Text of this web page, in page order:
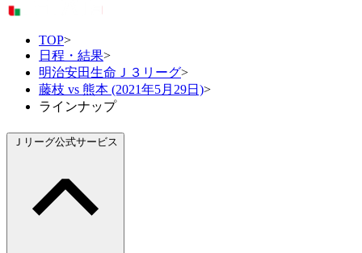
TOP>
日程・結果>
明治安田生命Ｊ３リーグ>
藤枝 vs 熊本 (2021年5月29日)>
ラインナップ
Ｊリーグ公式サービス